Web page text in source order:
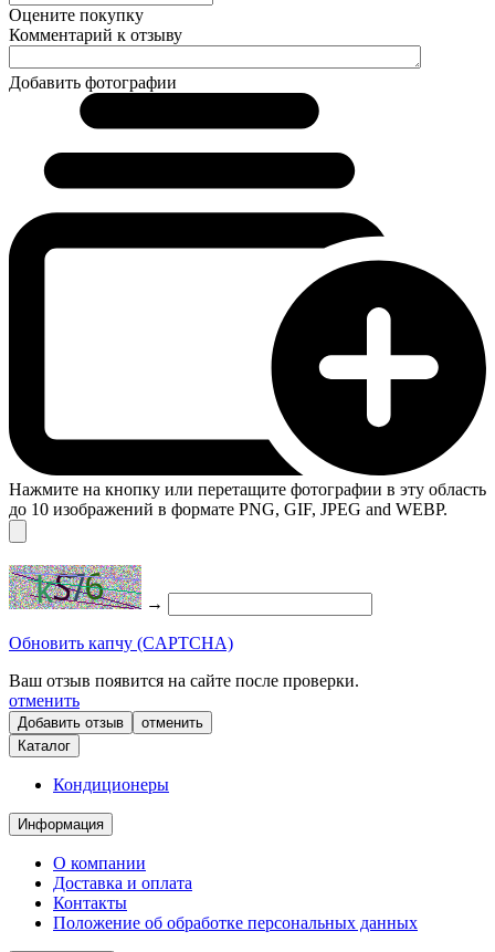
Оцените покупку
Комментарий к отзыву
Добавить фотографии
Нажмите на кнопку или перетащите фотографии в эту область
до 10 изображений в формате PNG, GIF, JPEG and WEBP.
→
Обновить капчу (CAPTCHA)
Ваш отзыв появится на сайте после проверки.
отменить
отменить
Каталог
Кондиционеры
Информация
О компании
Доставка и оплата
Контакты
Положение об обработке персональных данных